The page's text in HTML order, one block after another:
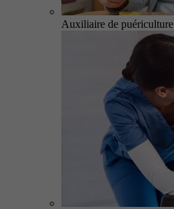
Auxiliaire de puériculture